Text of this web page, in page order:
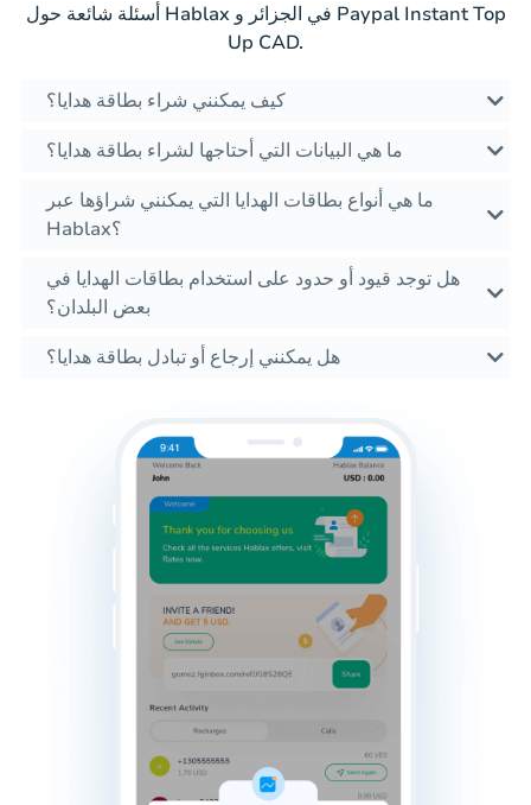
أسئلة شائعة حول Hablax في الجزائر و Paypal Instant Top
Up CAD.
كيف يمكنني شراء بطاقة هدايا؟
ما هي البيانات التي أحتاجها لشراء بطاقة هدايا؟
ما هي أنواع بطاقات الهدايا التي يمكنني شراؤها عبر
Hablax؟
هل توجد قيود أو حدود على استخدام بطاقات الهدايا في
بعض البلدان؟
هل يمكنني إرجاع أو تبادل بطاقة هدايا؟